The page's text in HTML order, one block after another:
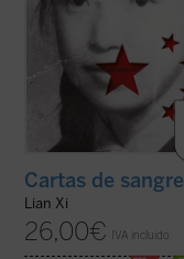
Cartas de sangre
Lian Xi
26,00€ IVA incluido